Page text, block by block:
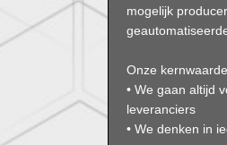
mogelijk
Onze
• We gaan altijd
leveranciers
• We denken in